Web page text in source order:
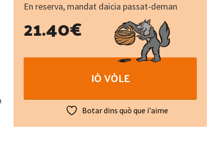
En reserva, mandat daicia passat-deman
21.40€
Coq
l'Oc
IÒ VÒLE
Botar dins quò que i'aime